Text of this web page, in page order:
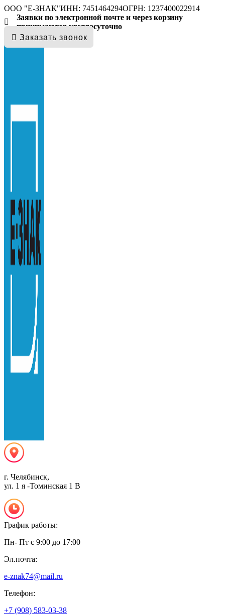
ООО "E-ЗНАК"ИНН: 7451464294ОГРН: 1237400022914
Заявки по электронной почте и через корзину
принимаются круглосуточно
Заказать звонок
г. Челябинск,
ул. 1 я -Томинская 1 В
График работы:
Пн- Пт с 9:00 до 17:00
Эл.почта:
e-znak74@mail.ru
Телефон:
+7 (908) 583-03-38